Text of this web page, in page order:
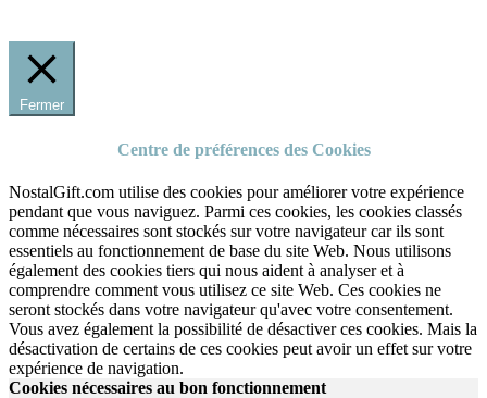
Fermer
Centre de préférences des Cookies
NostalGift.com utilise des cookies pour améliorer votre expérience
pendant que vous naviguez. Parmi ces cookies, les cookies classés
comme nécessaires sont stockés sur votre navigateur car ils sont
essentiels au fonctionnement de base du site Web. Nous utilisons
également des cookies tiers qui nous aident à analyser et à
comprendre comment vous utilisez ce site Web. Ces cookies ne
seront stockés dans votre navigateur qu'avec votre consentement.
Vous avez également la possibilité de désactiver ces cookies. Mais la
désactivation de certains de ces cookies peut avoir un effet sur votre
expérience de navigation.
Cookies nécessaires au bon fonctionnement